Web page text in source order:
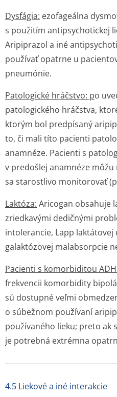
Dysfágia: ezofageálna
s použitím antipsychotickej
Aripiprazol a iné
používať opatrne u
pneumónie.
Patologické hráčstvo: po
patologického hráčstva,
ktorým bol predpísaný
to, či mali títo pacienti
anamnéze. Pacienti s
v predošlej anamnéze
sa starostlivo monitorovať
Laktóza: Aricogan obsahuje
zriedkavými dedičnými
intolerancie, Lapp
galaktózovej malabsorpcie
Pacienti s komorbiditou
frekvencii komorbidity
sú dostupné veľmi
o súbežnom používaní
používaného lieku; preto ak
je potrebná extrémna
4.5 Liekové a iné interakcie